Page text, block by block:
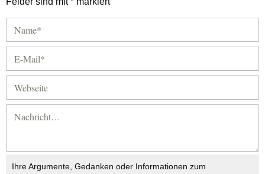
Ihre Argumente, Gedanken oder Informationen zum